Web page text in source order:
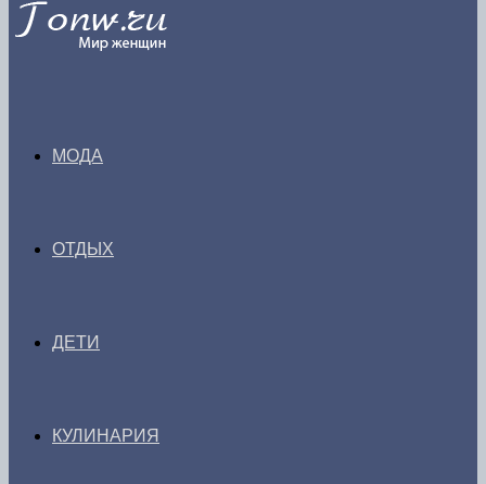
МОДА
ОТДЫХ
ДЕТИ
КУЛИНАРИЯ